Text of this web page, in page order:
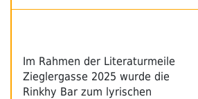
Im Rahmen der Literaturmeile
Zieglergasse 2025 wurde die
Rinkhy Bar zum lyrischen